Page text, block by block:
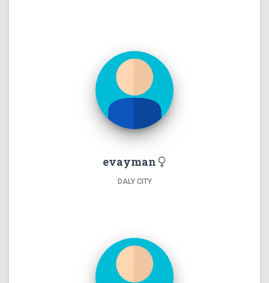
evayman
DALY CITY